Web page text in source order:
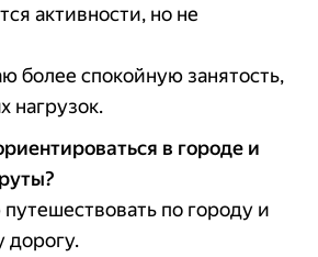
активности, но не
более спокойную занятость,
нагрузок.
в городе и
по городу и
дорогу.